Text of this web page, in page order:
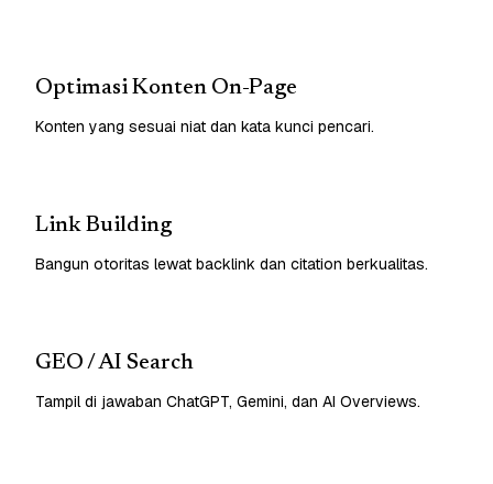
Optimasi Konten On-Page
Konten yang sesuai niat dan kata kunci pencari.
Link Building
Bangun otoritas lewat backlink dan citation berkualitas.
GEO / AI Search
Tampil di jawaban ChatGPT, Gemini, dan AI Overviews.